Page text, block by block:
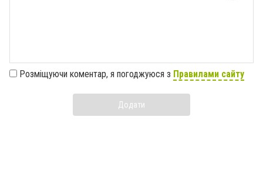
Розміщуючи коментар, я погоджуюся з Правилами сайту
Додати